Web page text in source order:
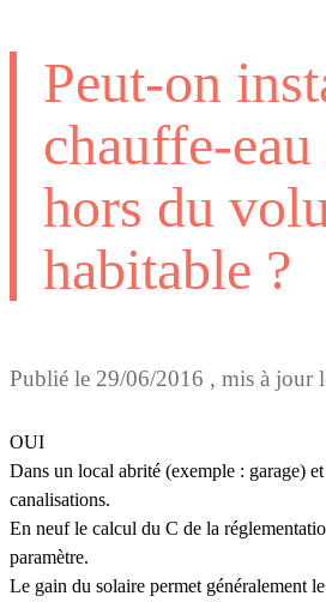
Peut-on
chauffe-
hors du
habitable ?
Publié le 29/06/2016 , mis à jour
OUI
Dans un local abrité (exemple : garage)
canalisations.
En neuf le calcul du C de la
paramètre.
Le gain du solaire permet généralement